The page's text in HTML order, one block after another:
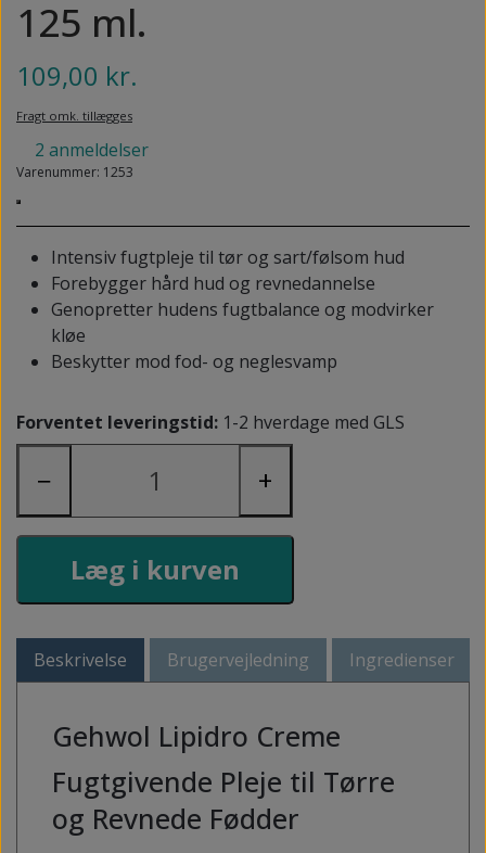
PSORIASIS PÅ FØDDERNE
VABLER
125 ml.
109,00 kr.
Fragt omk. tillægges
2 anmeldelser
Varenummer: 1253
Intensiv fugtpleje til tør og sart/følsom hud
Forebygger hård hud og revnedannelse
Genopretter hudens fugtbalance og modvirker
kløe
Beskytter mod fod- og neglesvamp
Forventet leveringstid: 1-2 hverdage med GLS
− +
Læg i kurven
Beskrivelse Brugervejledning Ingredienser
Gehwol Lipidro Creme
Fugtgivende Pleje til Tørre
og Revnede Fødder